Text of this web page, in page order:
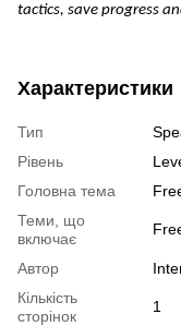
tactics, save progress
Характеристики
Тип
Рівень
Головна тема
Теми, що
включає
Автор
Кількість
сторінок
1